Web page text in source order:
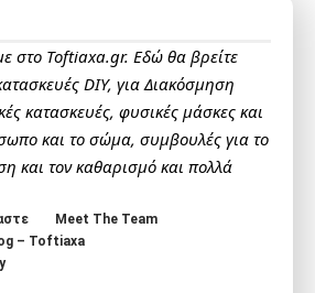
στο Toftiaxa.gr. Εδώ θα βρείτε
DIY, για Διακόσμηση
κατασκευές, φυσικές μάσκες και
και το σώμα, συμβουλές για το
και τον καθαρισμό και πολλά
Meet The Team
– Toftiaxa